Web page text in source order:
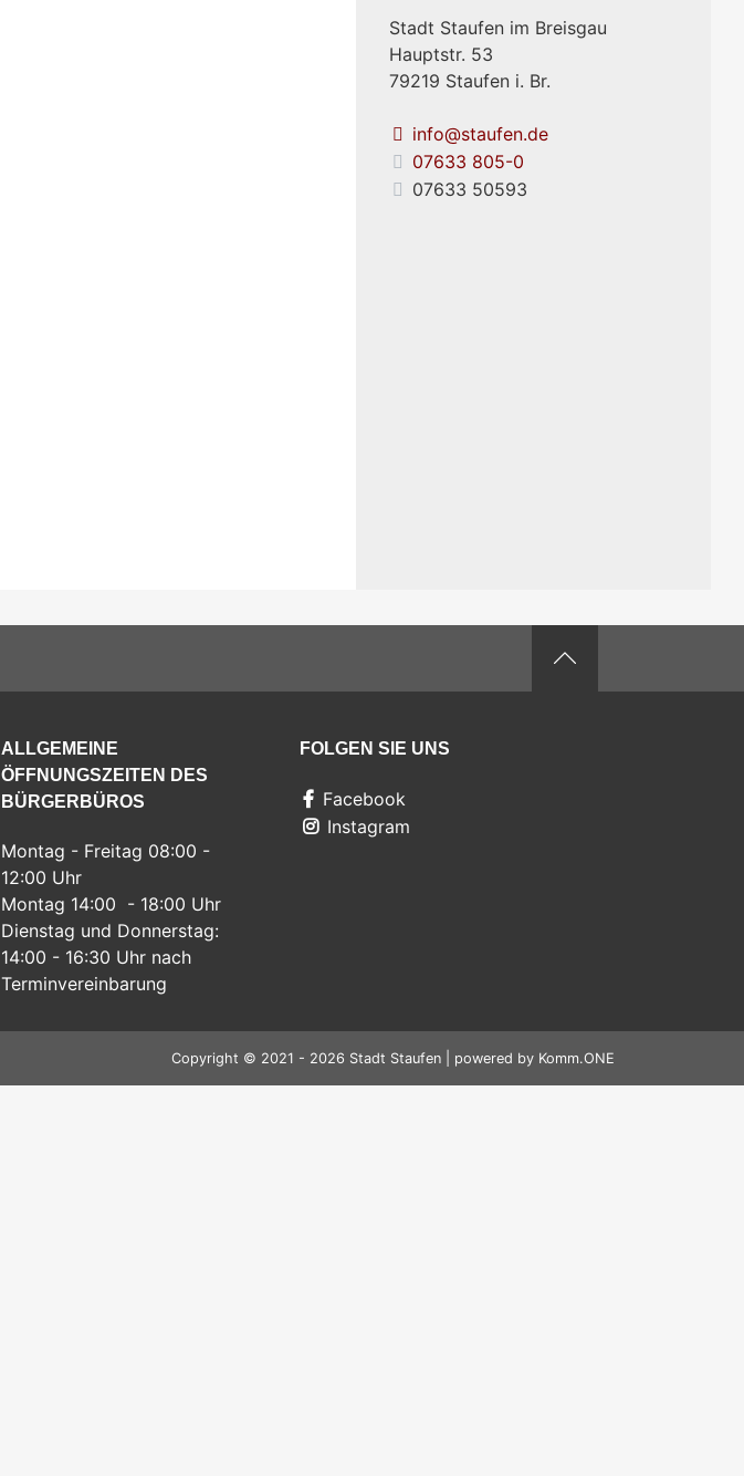
Stadt Staufen im Breisgau
Hauptstr. 53
79219 Staufen i. Br.
info@staufen.de
07633 805-0
07633 50593
ALLGEMEINE
ÖFFNUNGSZEITEN DES
BÜRGERBÜROS
Montag - Freitag 08:00 -
12:00 Uhr
Montag 14:00 - 18:00 Uhr
Dienstag und Donnerstag:
14:00 - 16:30 Uhr nach
Terminvereinbarung
FOLGEN SIE UNS
Facebook
Instagram
Copyright © 2021 - 2026 Stadt Staufen | powered by Komm.ONE